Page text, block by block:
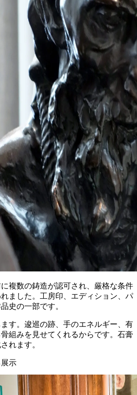
複数の鋳造が認可され、厳格な条件
ました。工房印、エディション、パ
史の一部です。
す。逡巡の跡、手のエネルギー、有
組みを見せてくれるからです。石膏
れます。
示